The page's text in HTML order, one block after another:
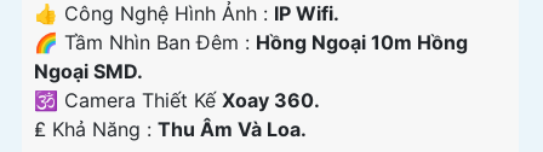
👍 Công Nghệ Hình Ảnh : IP Wifi.
🌈 Tầm Nhìn Ban Đêm : Hồng Ngoại 10m Hồng
Ngoại SMD.
🕉️ Camera Thiết Kế Xoay 360.
️₤ Khả Năng : Thu Âm Và Loa.